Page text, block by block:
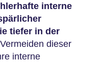
interne
tiefer in der
dieser
interne